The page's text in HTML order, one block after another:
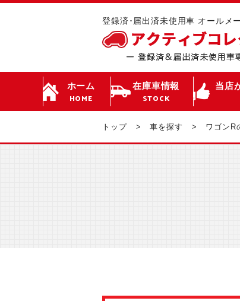
登録済･届出済未使用車 オールメ
ホーム
HOME
在庫車情報
STOCK
当店
トップ 車を探す ワゴンR